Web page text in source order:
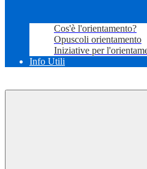
Cos'è l'orientamento?
Opuscoli orientamento
Iniziative per
Info Utili